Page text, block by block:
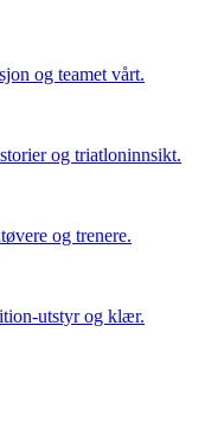
og teamet vårt.
og triatloninnsikt.
og trenere.
utstyr og klær.